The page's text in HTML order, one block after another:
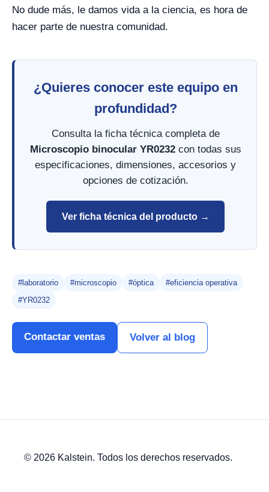
No dude más, le damos vida a la ciencia, es hora de
hacer parte de nuestra comunidad.
¿Quieres conocer este equipo en
profundidad?
Consulta la ficha técnica completa de
Microscopio binocular YR0232con todas sus
especificaciones, dimensiones, accesorios y
opciones de cotización.
Ver ficha técnica del producto →
#laboratorio #microscopio #óptica
#eficiencia operativa
#YR0232
Contactar ventas Volver al blog
© 2026 Kalstein. Todos los derechos reservados.